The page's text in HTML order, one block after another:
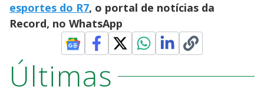
esportes do R7, o portal de notícias da
Record, no WhatsApp
Últimas